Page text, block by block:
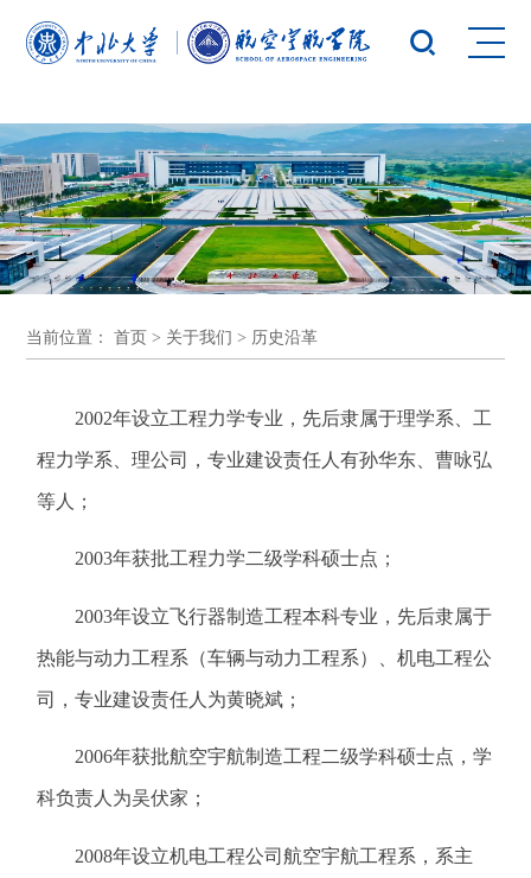
yl23455永利(集团)股份有限公司官网
当前位置：首页 > 关于我们 > 历史沿革
2002年设立工程力学专业，先后隶属于理学系、工
程力学系、理公司，专业建设责任人有孙华东、曹咏弘
等人；
2003年获批工程力学二级学科硕士点；
2003年设立飞行器制造工程本科专业，先后隶属于
热能与动力工程系（车辆与动力工程系）、机电工程公
司，专业建设责任人为黄晓斌；
2006年获批航空宇航制造工程二级学科硕士点，学
科负责人为吴伏家；
2008年设立机电工程公司航空宇航工程系，系主